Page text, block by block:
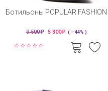
Ботильоны POPULAR FASHION
9 500 5 300 ( —44% )